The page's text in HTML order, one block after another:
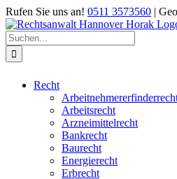
Zum
Inhalt
springen
Rufen Sie uns an! 0511 3573560 |
Suche
nach:
Recht
Arbeitsrecht
Arzneimittelrecht
Bankrecht
Baurecht
Energierecht
Erbrecht